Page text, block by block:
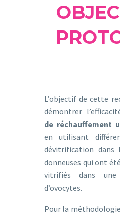
L’objectif de cette
démontrer
de réchauffement
en utilisant
dévitrification dans
donneuses qui ont
vitrifiés dans une
d’ovocytes.
Pour la